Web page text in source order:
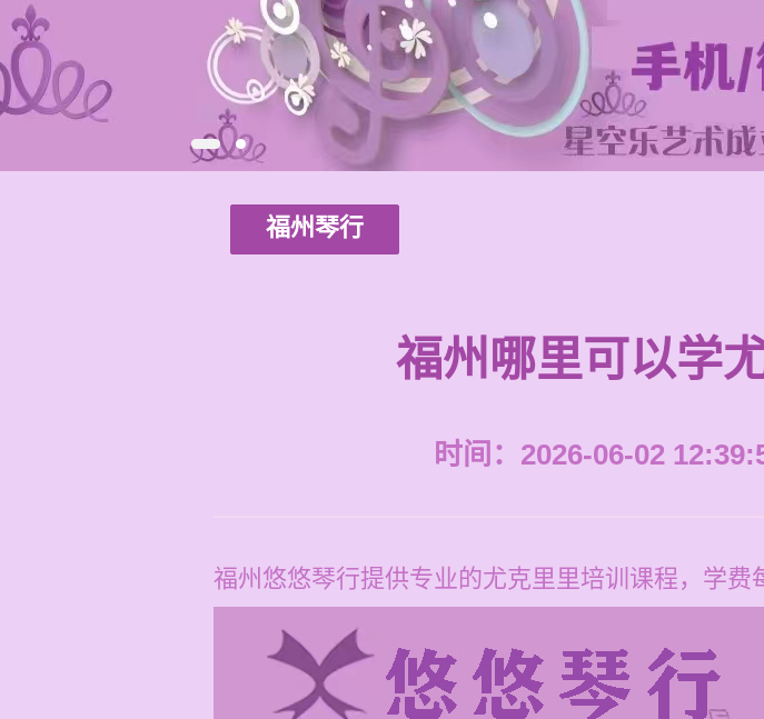
福州琴行
福州哪里可以学
时间：2026-06-02
福州悠悠琴行提供专业的尤克里里培训课程，学费